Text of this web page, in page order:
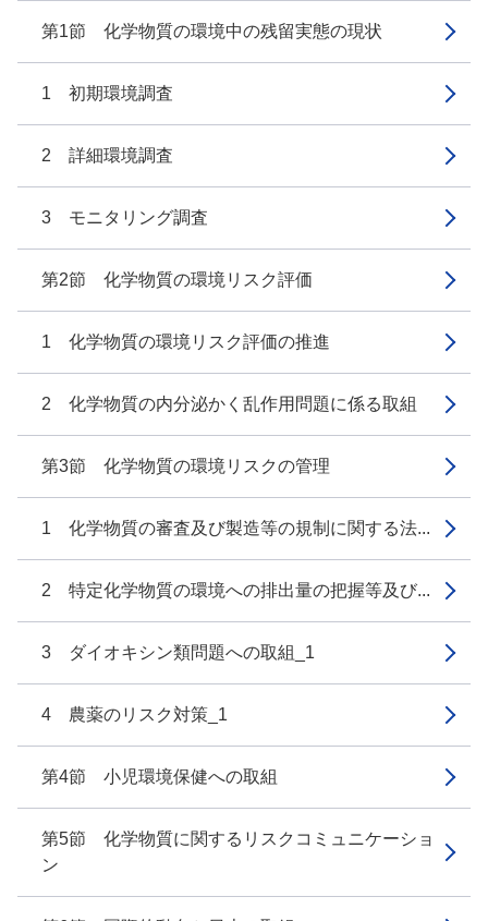
第1節 化学物質の環境中の残留実態の現状
1 初期環境調査
2 詳細環境調査
3 モニタリング調査
第2節 化学物質の環境リスク評価
1 化学物質の環境リスク評価の推進
2 化学物質の内分泌かく乱作用問題に係る取組
第3節 化学物質の環境リスクの管理
1 化学物質の審査及び製造等の規制に関する法...
2 特定化学物質の環境への排出量の把握等及び...
3 ダイオキシン類問題への取組_1
4 農薬のリスク対策_1
第4節 小児環境保健への取組
第5節 化学物質に関するリスクコミュニケーショ
ン